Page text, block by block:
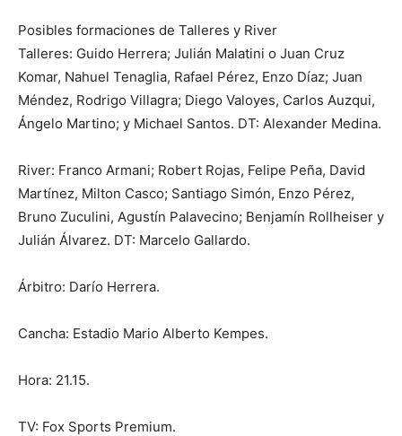
Posibles formaciones de Talleres y River
Talleres: Guido Herrera; Julián Malatini o Juan Cruz
Komar, Nahuel Tenaglia, Rafael Pérez, Enzo Díaz; Juan
Méndez, Rodrigo Villagra; Diego Valoyes, Carlos Auzqui,
Ángelo Martino; y Michael Santos. DT: Alexander Medina.
River: Franco Armani; Robert Rojas, Felipe Peña, David
Martínez, Milton Casco; Santiago Simón, Enzo Pérez,
Bruno Zuculini, Agustín Palavecino; Benjamín Rollheiser y
Julián Álvarez. DT: Marcelo Gallardo.
Árbitro: Darío Herrera.
Cancha: Estadio Mario Alberto Kempes.
Hora: 21.15.
TV: Fox Sports Premium.